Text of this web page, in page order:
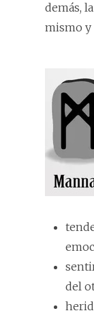
demás,
mismo y
del